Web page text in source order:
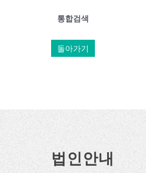
통합검색
돌아가기
법인안내